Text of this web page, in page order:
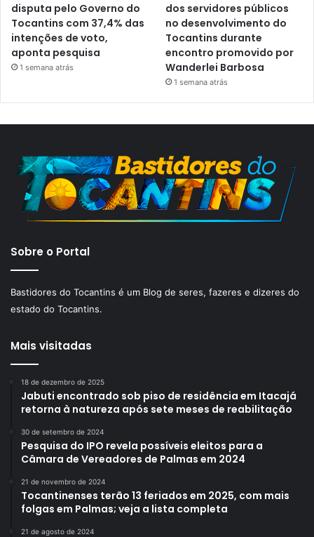
disputa pelo Governo do
Tocantins com 37,4% das
intenções de voto,
aponta pesquisa
1 semana atrás
dos servidores públicos
no desenvolvimento do
Tocantins durante
encontro promovido por
Wanderlei Barbosa
1 semana atrás
Sobre o Portal
Bastidores do Tocantins é um Blog de seres, fazeres e dizeres do
estado do Tocantins.
Mais visitadas
18 de dezembro de 2025
Jabuti encontrado sob piso de residência em Itacajá
retorna à natureza após sete meses de reabilitação
30 de setembro de 2024
Pesquisa do IPO revela possíveis eleitos para a
Câmara de Vereadores de Palmas em 2024
21 de novembro de 2024
Tocantinenses terão 13 feriados em 2025, com mais
folgas em Palmas; veja a lista completa
21 de agosto de 2024